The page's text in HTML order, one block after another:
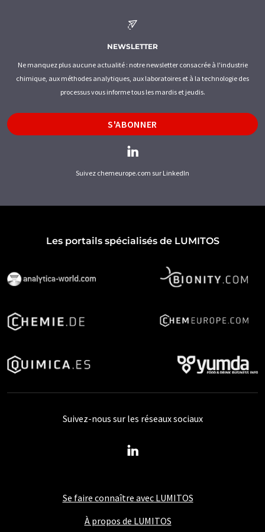
NEWSLETTER
Ne manquez plus aucune actualité : notre newsletter consacrée à l'industrie
chimique, aux méthodes analytiques, aux laboratoires et à la technologie des
processus vous informe tous les mardis et jeudis.
S'ABONNER
Suivez chemeurope.com sur LinkedIn
Les portails spécialisés de LUMITOS
Se faire connaître avec LUMITOS
À propos de LUMITOS
Suivez-nous sur les réseaux sociaux